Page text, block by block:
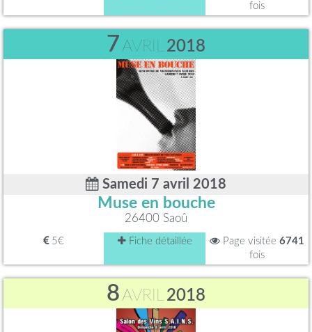
fois
7AVRIL 2018
Samedi 7 avril 2018
Muse en bouche
26400 Saoû
5€ Fiche détaillée Page visitée 6741
fois
8AVRIL2018